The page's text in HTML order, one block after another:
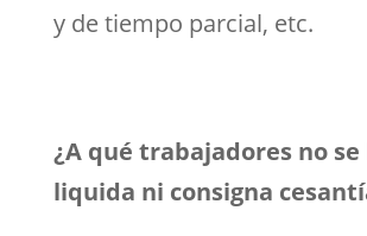
y de tiempo parcial, etc.
¿A qué trabajadores no se
liquida ni consigna